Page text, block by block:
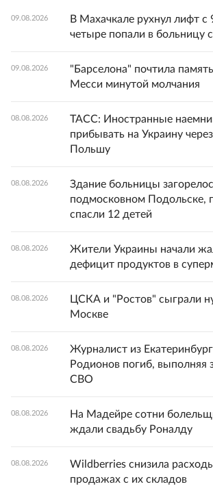
09.08.2026
В Махачкале рухнул лифт с
четыре попали в больницу
09.08.2026
"Барселона" почтила
Месси минутой молчания
08.08.2026
ТАСС: Иностранные
прибывать на Украину
Польшу
08.08.2026
Здание больницы
подмосковном Подольске,
спасли 12 детей
08.08.2026
Жители Украины начали
дефицит продуктов в
08.08.2026
ЦСКА и "Ростов" сыграли
Москве
08.08.2026
Журналист из
Родионов погиб, выполняя
СВО
08.08.2026
На Мадейре сотни
ждали свадьбу Роналду
08.08.2026
Wildberries снизила
продажах с их складов